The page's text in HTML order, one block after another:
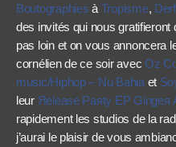
Boutographies à Tropisme,
des invités qui nous gratifieront
pas loin et on vous annoncera
cornélien de ce soir avec Oz
music/Hiphop – Nu Bahia et
leur Яelease Paяty EP Gingeя
rapidement les studios de la
j’aurai le plaisir de vous